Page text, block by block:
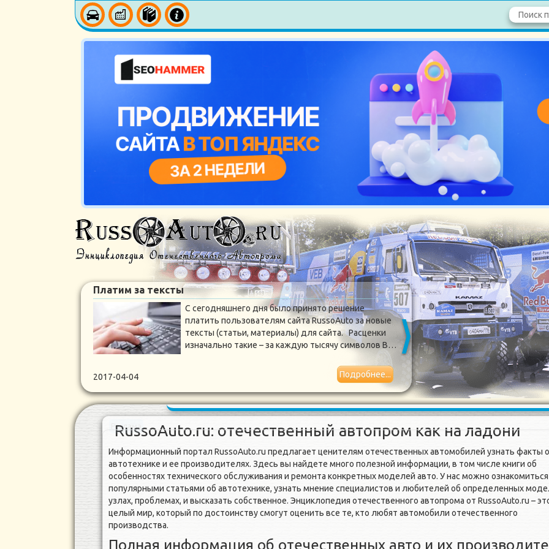
Платим за тексты
С сегодняшнего дня было принято решение
платить пользователям сайта RussoAuto за новые
тексты (статьи, материалы) для сайта. Расценки
изначально такие – за каждую тысячу символов В…
2017-04-04 Подробнее...
Обновился дизайн сайта
Сегодня
RussoAuto.ru
долго и не
был
2017-03-31
RussoAuto.ru: отечественный автопром как на ладони
Информационный портал RussoAuto.ru предлагает ценителям отечественных автомобилей узнать факты
автотехнике и ее производителях. Здесь вы найдете много полезной информации, в том числе книги об
особенностях технического обслуживания и ремонта конкретных моделей авто. У нас можно ознакомиться
популярными статьями об автотехнике, узнать мнение специалистов и любителей об определенных
узлах, проблемах, и высказать собственное. Энциклопедия отечественного автопрома от RussoAuto.ru –
целый мир, который по достоинству смогут оценить все те, кто любят автомобили отечественного
производства.
Полная информация об отечественных авто и их
Реклама